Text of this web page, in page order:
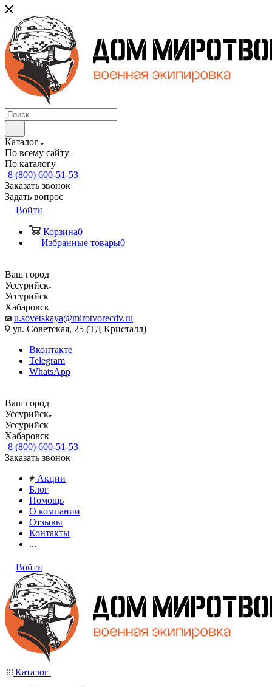
Каталог
По всему сайту
По каталогу
8 (800) 600-51-53
Заказать звонок
Задать вопрос
Войти
Корзина0
Избранные товары0
Ваш город
Уссурийск
Уссурийск
Хабаровск
u.sovetskaya@mirotvorecdv.ru
ул. Советская, 25 (ТД Кристалл)
Вконтакте
Telegram
WhatsApp
Ваш город
Уссурийск
Уссурийск
Хабаровск
8 (800) 600-51-53
Заказать звонок
Акции
Блог
Помощь
О компании
Отзывы
Контакты
...
Войти
Каталог